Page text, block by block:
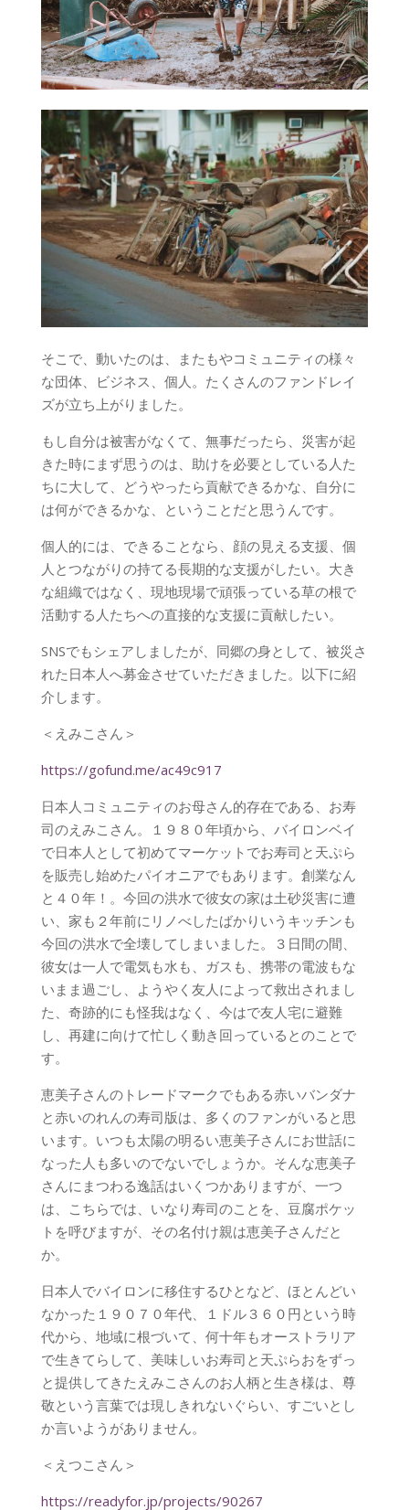
そこで、動いたのは、またもやコミュニティの様々
な団体、ビジネス、個人。たくさんのファンドレイ
ズが立ち上がりました。
もし自分は被害がなくて、無事だったら、災害が起
きた時にまず思うのは、助けを必要としている人た
ちに大して、どうやったら貢献できるかな、自分に
は何ができるかな、ということだと思うんです。
個人的には、できることなら、顔の見える支援、個
人とつながりの持てる長期的な支援がしたい。大き
な組織ではなく、現地現場で頑張っている草の根で
活動する人たちへの直接的な支援に貢献したい。
SNSでもシェアしましたが、同郷の身として、被災さ
れた日本人へ募金させていただきました。以下に紹
介します。
＜えみこさん＞
https://gofund.me/ac49c917
日本人コミュニティのお母さん的存在である、お寿
司のえみこさん。１９８０年頃から、バイロンベイ
で日本人として初めてマーケットでお寿司と天ぷら
を販売し始めたパイオニアでもあります。創業なん
と４０年！。今回の洪水で彼女の家は土砂災害に遭
い、家も２年前にリノべしたばかりいうキッチンも
今回の洪水で全壊してしまいました。３日間の間、
彼女は一人で電気も水も、ガスも、携帯の電波もな
いまま過ごし、ようやく友人によって救出されまし
た、奇跡的にも怪我はなく、今はで友人宅に避難
し、再建に向けて忙しく動き回っているとのことで
す。
恵美子さんのトレードマークでもある赤いバンダナ
と赤いのれんの寿司版は、多くのファンがいると思
います。いつも太陽の明るい恵美子さんにお世話に
なった人も多いのでないでしょうか。そんな恵美子
さんにまつわる逸話はいくつかありますが、一つ
は、こちらでは、いなり寿司のことを、豆腐ポケッ
トを呼びますが、その名付け親は恵美子さんだと
か。
日本人でバイロンに移住するひとなど、ほとんどい
なかった１９０７０年代、１ドル３６０円という時
代から、地域に根づいて、何十年もオーストラリア
で生きてらして、美味しいお寿司と天ぷらおをずっ
と提供してきたえみこさんのお人柄と生き様は、尊
敬という言葉では現しきれないぐらい、すごいとし
か言いようがありません。
＜えつこさん＞
https://readyfor.jp/projects/90267